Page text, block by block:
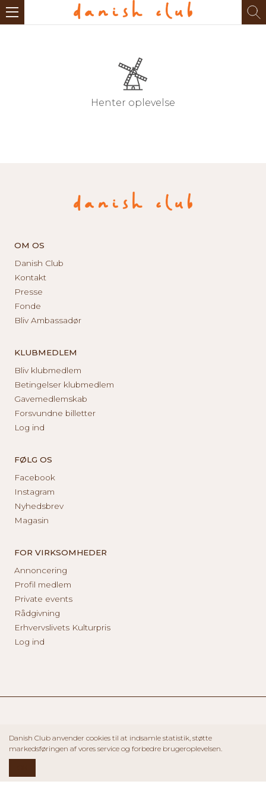
Henter oplevelse
OM OS
Danish Club
Kontakt
Presse
Fonde
Bliv Ambassadør
KLUBMEDLEM
Bliv klubmedlem
Betingelser klubmedlem
Gavemedlemskab
Forsvundne billetter
Log ind
FØLG OS
Facebook
Instagram
Nyhedsbrev
Magasin
FOR VIRKSOMHEDER
Annoncering
Profil medlem
Private events
Rådgivning
Erhvervslivets Kulturpris
Log ind
Danish Club anvender cookies til at indsamle statistik, støtte
markedsføringen af vores service og forbedre brugeroplevelsen.